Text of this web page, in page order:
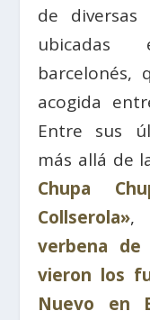
de diversas
ubicadas
barcelonés,
acogida
Entre sus
más allá de
Chupa
Collserola»,
verbena de
vieron los
Nuevo en